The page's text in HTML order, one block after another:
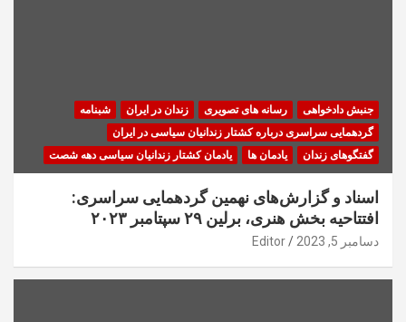
جنبش دادخواهی رسانه های تصویری زندان در ایران
شبنامه
گردهمایی سراسری درباره کشتار زندانیان سیاسی در ایران
گفتگوهای زندان
یادمان ها یادمان کشتار زندانیان سیاسی دهه شصت
اسناد و گزارش‌های نهمین گردهمایی سراسری:
افتتاحیه بخش هنری، برلین ۲۹ سپتامبر ۲۰۲۳
دسامبر 5, 2023 Editor